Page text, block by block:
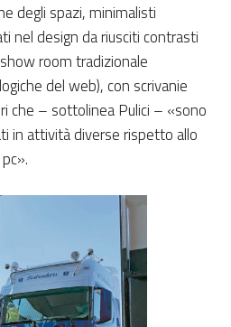
degli spazi, minimalisti
nel design da riusciti contrasti
room tradizionale
del web), con scrivanie
che – sottolinea Pulici – «sono
in attività diverse rispetto allo